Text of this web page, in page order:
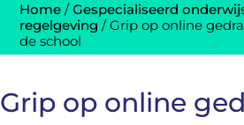
Home /Gespecialiseerd
regelgeving /Grip op online
de school
Grip op online